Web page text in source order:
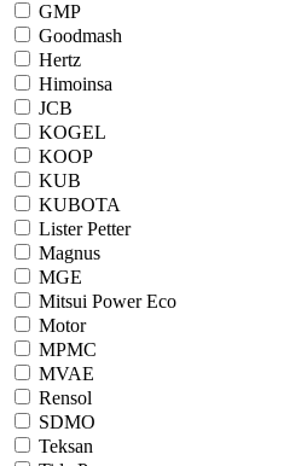
GMP
Goodmash
Hertz
Himoinsa
JCB
KOGEL
KOOP
KUB
KUBOTA
Lister Petter
Magnus
MGE
Mitsui Power Eco
Motor
MPMC
MVAE
Rensol
SDMO
Teksan